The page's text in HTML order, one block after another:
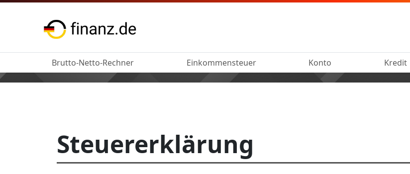
Brutto-Netto-Rechner Einkommensteuer Konto Kredit
Steuererklärung